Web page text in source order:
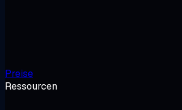
Preise
Ressourcen